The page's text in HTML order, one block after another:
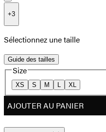
+3
Sélectionnez une taille
Guide des tailles
Size
XS S M L XL
AJOUTER AU PANIER